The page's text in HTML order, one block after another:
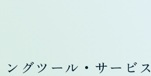
グツール・サービス